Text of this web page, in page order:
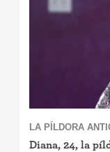
LA PÍLDORA
Diana, 24, la